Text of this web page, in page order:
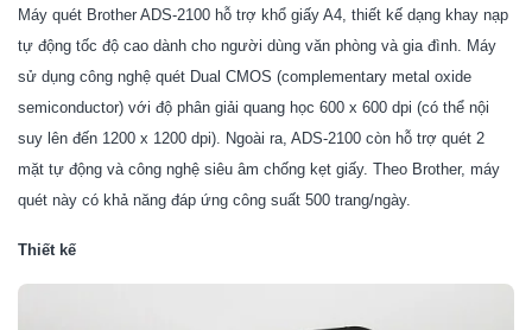
Máy quét Brother ADS-2100 hỗ trợ khổ giấy A4, thiết kế dạng khay nạp
tự động tốc độ cao dành cho người dùng văn phòng và gia đình. Máy
sử dụng công nghệ quét Dual CMOS (complementary metal oxide
semiconductor) với độ phân giải quang học 600 x 600 dpi (có thể nội
suy lên đến 1200 x 1200 dpi). Ngoài ra, ADS-2100 còn hỗ trợ quét 2
mặt tự động và công nghệ siêu âm chống kẹt giấy. Theo Brother, máy
quét này có khả năng đáp ứng công suất 500 trang/ngày.
Thiết kế